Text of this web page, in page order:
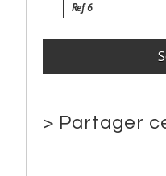
Ref 6
> Partager